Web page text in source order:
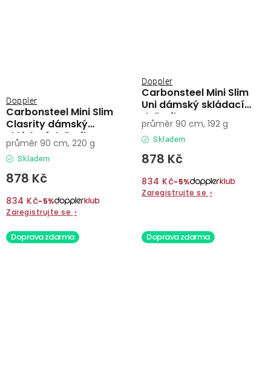
Carbonsteel Mini Slim
Clasrity dámský
skládací deštník
Doppler
Skladem
878 Kč
834 Kč−5%
Zaregistrujte se ›
průměr 90 cm, 220 g
Carbonsteel Mini Slim
Uni dámský skládací
deštník
Doppler
Skladem
878 Kč
834 Kč−5%
Zaregistrujte se ›
průměr 90 cm, 192 g
Doprava zdarma Doprava zdarma